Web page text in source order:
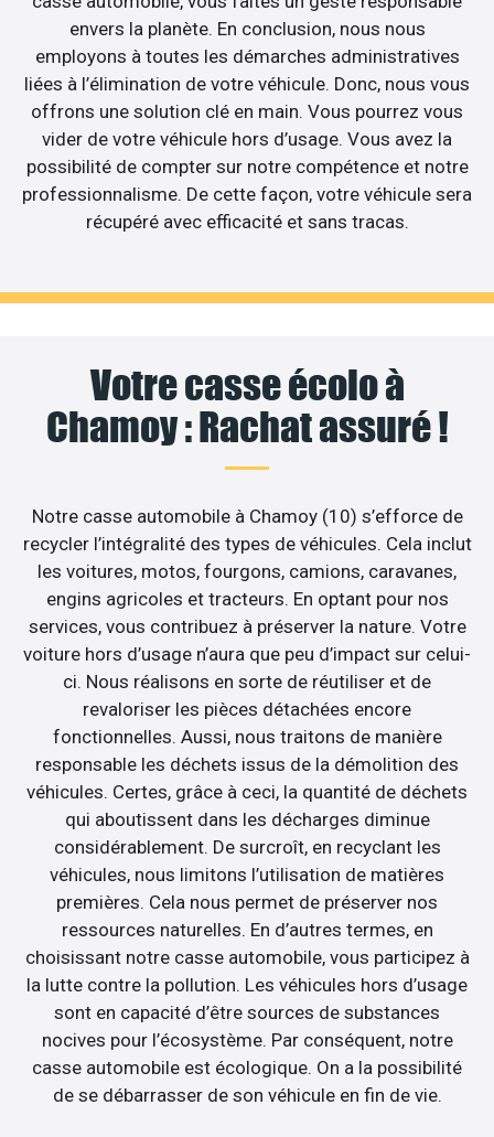
envers la planète. En conclusion, nous nous
employons à toutes les démarches administratives
liées à l’élimination de votre véhicule. Donc, nous vous
offrons une solution clé en main. Vous pourrez vous
vider de votre véhicule hors d’usage. Vous avez la
possibilité de compter sur notre compétence et notre
professionnalisme. De cette façon, votre véhicule sera
récupéré avec efficacité et sans tracas.
Votre casse écolo à
Chamoy : Rachat assuré !
Notre casse automobile à Chamoy (10) s’efforce de
recycler l’intégralité des types de véhicules. Cela inclut
les voitures, motos, fourgons, camions, caravanes,
engins agricoles et tracteurs. En optant pour nos
services, vous contribuez à préserver la nature. Votre
voiture hors d’usage n’aura que peu d’impact sur celui-
ci. Nous réalisons en sorte de réutiliser et de
revaloriser les pièces détachées encore
fonctionnelles. Aussi, nous traitons de manière
responsable les déchets issus de la démolition des
véhicules. Certes, grâce à ceci, la quantité de déchets
qui aboutissent dans les décharges diminue
considérablement. De surcroît, en recyclant les
véhicules, nous limitons l’utilisation de matières
premières. Cela nous permet de préserver nos
ressources naturelles. En d’autres termes, en
choisissant notre casse automobile, vous participez à
la lutte contre la pollution. Les véhicules hors d’usage
sont en capacité d’être sources de substances
nocives pour l’écosystème. Par conséquent, notre
casse automobile est écologique. On a la possibilité
de se débarrasser de son véhicule en fin de vie.